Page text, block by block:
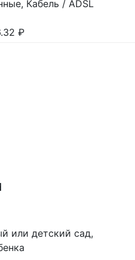
Кабель / ADSL
₽
или детский сад,